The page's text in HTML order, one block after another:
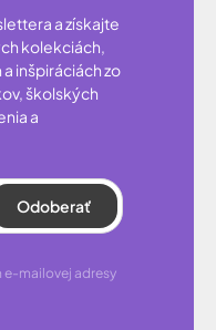
a získajte
kolekciách,
inšpiráciách zo
školských
a
Odoberať
e-mailovej adresy